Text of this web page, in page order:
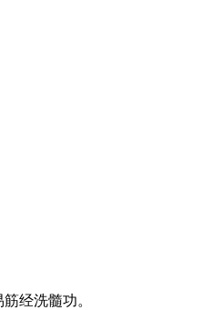
经洗髓功。